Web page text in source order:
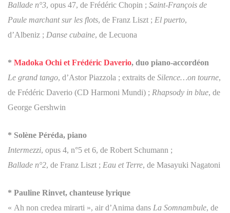
Ballade n°3, opus 47, de Frédéric Chopin ; Saint-François de
Paule marchant sur les flots, de Franz Liszt ; El puerto,
d’Albeniz ; Danse cubaine, de Lecuona
* Madoka Ochi et Frédéric Daverio, duo piano-accordéon
Le grand tango, d’Astor Piazzola ; extraits de Silence…on tourne,
de Frédéric Daverio (CD Harmoni Mundi) ; Rhapsody in blue, de
George Gershwin
* Solène Péréda, piano
Intermezzi, opus 4, n°5 et 6, de Robert Schumann ;
Ballade n°2, de Franz Liszt ; Eau et Terre, de Masayuki Nagatoni
* Pauline Rinvet, chanteuse lyrique
« Ah non credea mirarti », air d’Anima dans La Somnambule, de